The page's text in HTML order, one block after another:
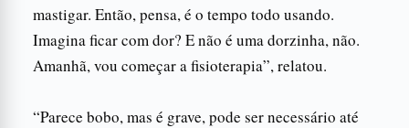
mastigar. Então, pensa, é o tempo todo usando.
Imagina ficar com dor? E não é uma dorzinha, não.
Amanhã, vou começar a fisioterapia”, relatou.
“Parece bobo, mas é grave, pode ser necessário até